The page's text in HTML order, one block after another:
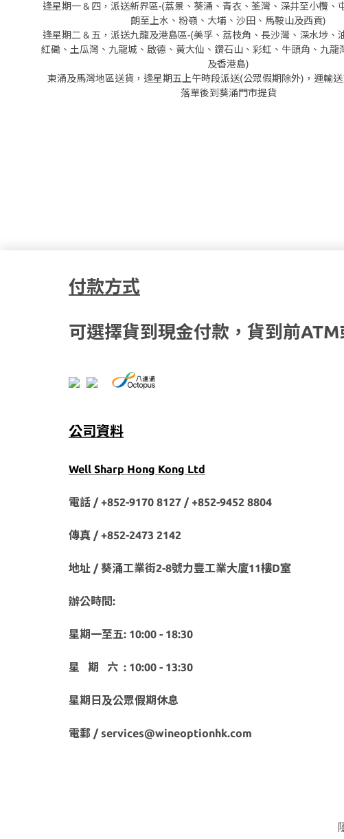
逢星期一 & 四，派送新界區-(荔景、葵涌、青衣、荃灣、深井至小欖、
朗至上水、粉嶺、大埔、沙田、馬鞍山及西貢)
逢星期二 & 五，派送九龍及港島區-(美孚、荔枝角、長沙灣、深水埗、
紅磡、土瓜灣、九龍城、啟德、黃大仙、鑽石山、彩虹、牛頭角、九龍
及香港島)
東涌及馬灣地區送貨，逢星期五上午時段派送(公眾假期除外)，運輸
落單後到葵涌門市提貨
付款方式
可選擇貨到現金付款，貨到前
公司資料
Well Sharp Hong Kong Ltd
電話 / +852-9170 8127 /+852-9452 8804
傳真 / +852-2473 2142
地址 / 葵涌工業街2-8號力豐工業大廈11樓D室
辦公時間:
星期一至五: 10:00 - 18:30
星 期 六 : 10:00 - 13:30
星期日及公眾假期休息
電郵 / services@wineoptionhk.com